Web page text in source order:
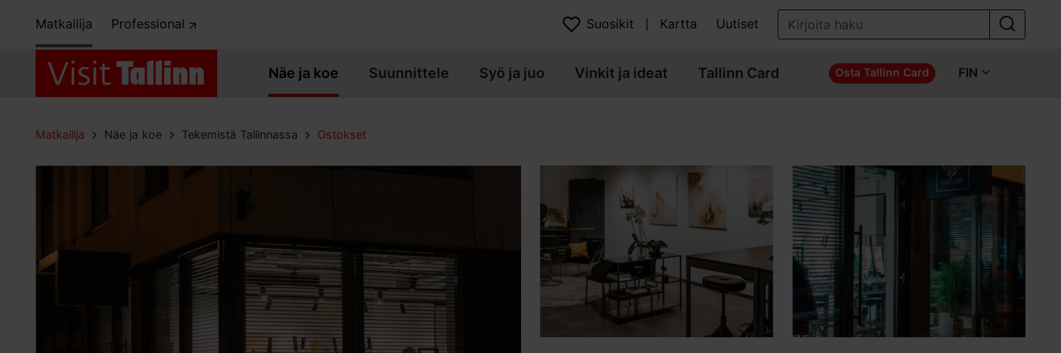
Matkailija Professional Suosikit Kartta Uutiset
Näe ja koe Suunnittele Syö ja juo Vinkit ja ideat Tallinn Card Osta Tallinn Card FIN
Matkailija Näe ja koe Tekemistä Tallinnassa Ostokset